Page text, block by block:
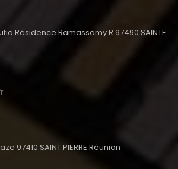
Résidence Ramassamy R 97490 SAINTE
97410 SAINT PIERRE Réunion